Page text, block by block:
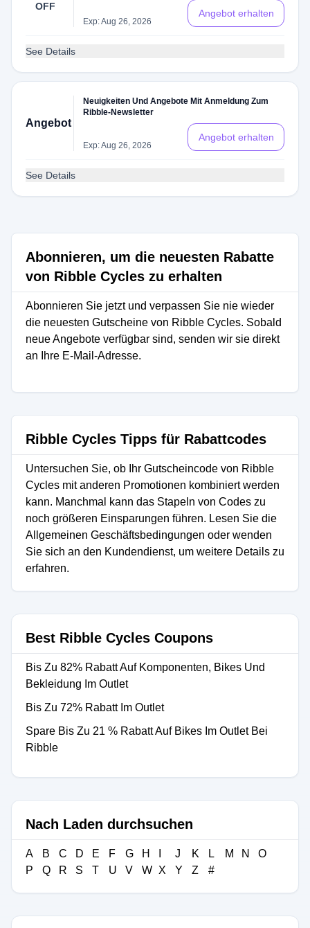
OFF
Exp: Aug 26, 2026
Angebot erhalten
See Details
Angebot
Neuigkeiten Und Angebote Mit Anmeldung Zum
Ribble-Newsletter
Exp: Aug 26, 2026
Angebot erhalten
See Details
Abonnieren, um die neuesten Rabatte
von Ribble Cycles zu erhalten
Abonnieren Sie jetzt und verpassen Sie nie wieder
die neuesten Gutscheine von Ribble Cycles. Sobald
neue Angebote verfügbar sind, senden wir sie direkt
an Ihre E-Mail-Adresse.
Ribble Cycles Tipps für Rabattcodes
Untersuchen Sie, ob Ihr Gutscheincode von Ribble
Cycles mit anderen Promotionen kombiniert werden
kann. Manchmal kann das Stapeln von Codes zu
noch größeren Einsparungen führen. Lesen Sie die
Allgemeinen Geschäftsbedingungen oder wenden
Sie sich an den Kundendienst, um weitere Details zu
erfahren.
Best Ribble Cycles Coupons
Bis Zu 82% Rabatt Auf Komponenten, Bikes Und
Bekleidung Im Outlet
Bis Zu 72% Rabatt Im Outlet
Spare Bis Zu 21 % Rabatt Auf Bikes Im Outlet Bei
Ribble
Nach Laden durchsuchen
A B C D E F G H J K L M N
O
P
Q R S T U V W X Y Z #